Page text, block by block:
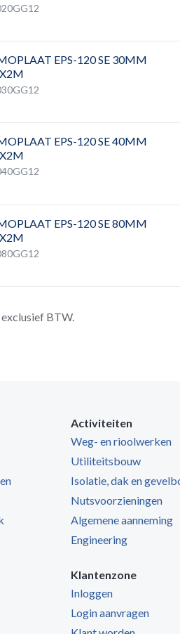
EPS-120 SE 30MM
EPS-120 SE 40MM
EPS-120 SE 80MM
BTW.
Activiteiten
Weg- en rioolwerken
Utiliteitsbouw
Isolatie, dak en
Nutsvoorzieningen
Algemene aanneming
Engineering
Klantenzone
Inloggen
Login aanvragen